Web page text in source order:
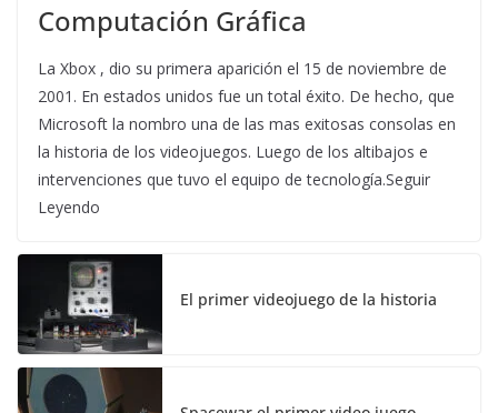
Computación Gráfica
La Xbox , dio su primera aparición el 15 de noviembre de
2001. En estados unidos fue un total éxito. De hecho, que
Microsoft la nombro una de las mas exitosas consolas en
la historia de los videojuegos. Luego de los altibajos e
intervenciones que tuvo el equipo de tecnología.Seguir
Leyendo
El primer videojuego de la historia